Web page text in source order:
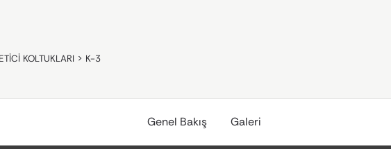
Genel Bakış Galeri
KOLTUKLARI > K-3